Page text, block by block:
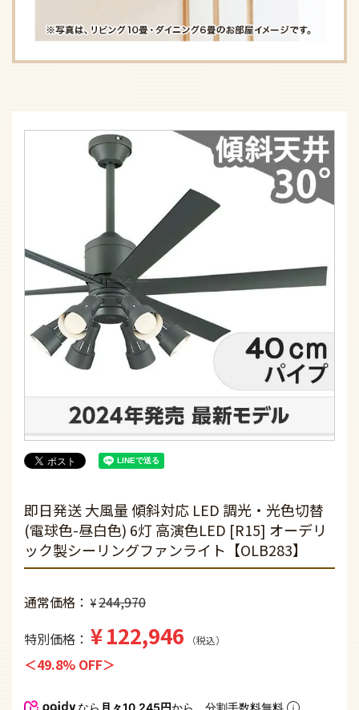
即日発送 大風量 傾斜対応 LED 調光・光色切替
(電球色-昼白色) 6灯 高演色LED [R15] オーデリ
ック製シーリングファンライト【OLB283】
通常価格 ¥244,970
特別価格
¥122,946 税込
49.8% OFF
なら 月々10,245円から。分割手数料無料